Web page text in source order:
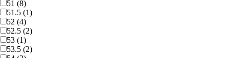
51 (8)
51.5 (1)
52 (4)
52.5 (2)
53 (1)
53.5 (2)